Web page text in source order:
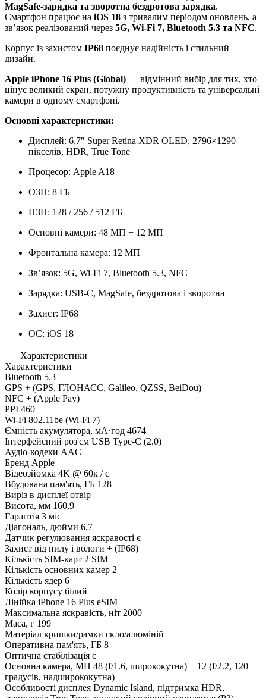
MagSafe-зарядка та зворотна бездротова зарядка.
Смартфон працює на iOS 18 з тривалим періодом оновлень, а
зв’язок реалізований через 5G, Wi-Fi 7, Bluetooth 5.3 та NFC.
Корпус із захистом IP68 поєднує надійність і стильний
дизайн.
Apple iPhone 16 Plus (Global) — відмінний вибір для тих, хто
цінує великий екран, потужну продуктивність та універсальні
камери в одному смартфоні.
Основні характеристики:
Дисплей: 6,7″ Super Retina XDR OLED, 2796×1290
пікселів, HDR, True Tone
Процесор: Apple A18
ОЗП: 8 ГБ
ПЗП: 128 / 256 / 512 ГБ
Основні камери: 48 МП + 12 МП
Фронтальна камера: 12 МП
Зв’язок: 5G, Wi-Fi 7, Bluetooth 5.3, NFC
Зарядка: USB-C, MagSafe, бездротова і зворотна
Захист: IP68
ОС: iOS 18
Характеристики
Характеристики
Bluetooth 5.3
GPS + (GPS, ГЛОНАСС, Galileo, QZSS, BeiDou)
NFC + (Apple Pay)
PPI 460
Wi-Fi 802.11be (Wi-Fi 7)
Ємність акумулятора, мА·год 4674
Інтерфейсний роз'єм USB Type-C (2.0)
Аудіо-кодеки AAC
Бренд Apple
Відеозйомка 4K @ 60к / с
Вбудована пам'ять, ГБ 128
Виріз в дисплеї отвір
Висота, мм 160,9
Гарантія 3 міс
Діагональ, дюйми 6,7
Датчик регулювання яскравості є
Захист від пилу і вологи + (IP68)
Кількість SIM-карт 2 SIM
Кількість основних камер 2
Кількість ядер 6
Колір корпусу білий
Лінійка iPhone 16 Plus eSIM
Максимальна яскравість, ніт 2000
Маса, г 199
Матеріал кришки/рамки скло/алюміній
Оперативна пам'ять, ГБ 8
Оптична стабілізація є
Основна камера, МП 48 (f/1.6, ширококутна) + 12 (f/2.2, 120
градусів, надширококутна)
Особливості дисплея Dynamic Island, підтримка HDR,